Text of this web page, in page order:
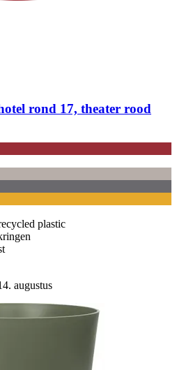
rond 17, theater rood
plastic
augustus